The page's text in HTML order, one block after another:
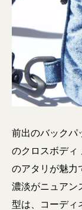
前出のバックパ
のクロスボディ
のアタリが魅力
濃淡がニュアン
型は、コーディ